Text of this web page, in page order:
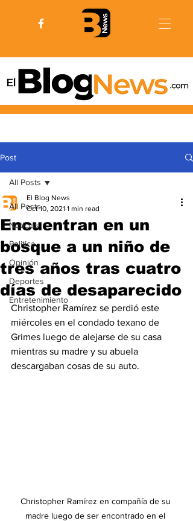
Post
All Posts
Noticias
Politica
Opinión
Deportes
Entretenimiento
All Posts
Encuentran en un
bosque a un niño de
tres años tras cuatro
días de desaparecido
El Blog News
Oct 10, 2021 1 min read
Christopher Ramírez se perdió este
miércoles en el condado texano de
Grimes luego de alejarse de su casa
mientras su madre y su abuela
descargaban cosas de su auto.
Christopher Ramírez en compañía de su
madre luego de ser encontrado en el